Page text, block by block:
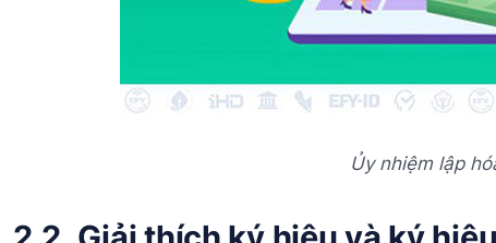
Ủy nhiệm lập